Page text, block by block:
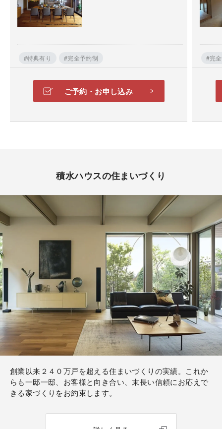
#特典有り #完全予約制
ご予約・お申し込み
#完
積水ハウスの住まいづくり
創業以来２４０万戸を超える住まいづくりの実績。これか
らも一邸一邸、お客様と向き合い、末長い信頼にお応えで
きる家づくりをお約束します。